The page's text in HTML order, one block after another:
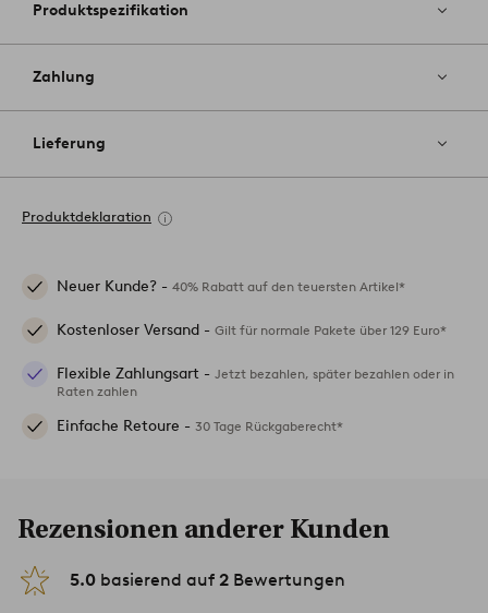
Produktspezifikation
Zahlung
Lieferung
Produktdeklaration
Neuer Kunde? - 40% Rabatt auf den teuersten Artikel*
Kostenloser Versand - Gilt für normale Pakete über 129 Euro*
Flexible Zahlungsart - Jetzt bezahlen, später bezahlen oder in
Raten zahlen
Einfache Retoure - 30 Tage Rückgaberecht*
Rezensionen anderer Kunden
5.0 basierend auf 2 Bewertungen